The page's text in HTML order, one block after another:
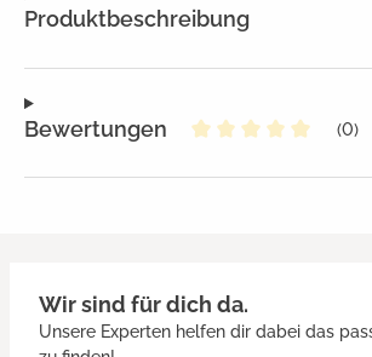
Produktbeschreibung
Bewertungen
(0)
Wir sind für dich da.
Unsere Experten helfen dir dabei das